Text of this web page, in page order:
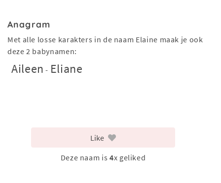
Anagram
Met alle losse karakters in de naam Elaine maak je ook
deze 2 babynamen:
Aileen - Eliane
Like
Deze naam is 4x geliked